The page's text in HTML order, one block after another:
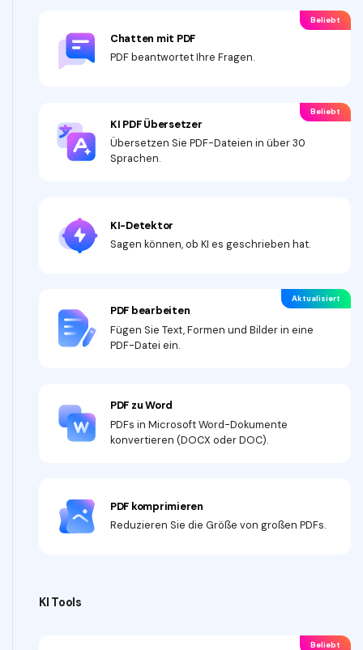
Alle PDF-Funktionen
Download-Zentrum
Laden Sie die leistungsstärksten und einfachsten PDF-Tools
Chatten mit PDF
PDF beantwortet Ihre Fragen.
Beliebt
KI PDF Übersetzer
Übersetzen Sie PDF-Dateien in über 30
Sprachen.
Beliebt
KI-Detektor
Sagen können, ob KI es geschrieben hat.
PDF bearbeiten
Fügen Sie Text, Formen und Bilder in eine
PDF-Datei ein.
Aktualisiert
PDF zu Word
PDFs in Microsoft Word-Dokumente
konvertieren (DOCX oder DOC).
PDF komprimieren
Reduzieren Sie die Größe von großen PDFs.
KI Tools
Beliebt